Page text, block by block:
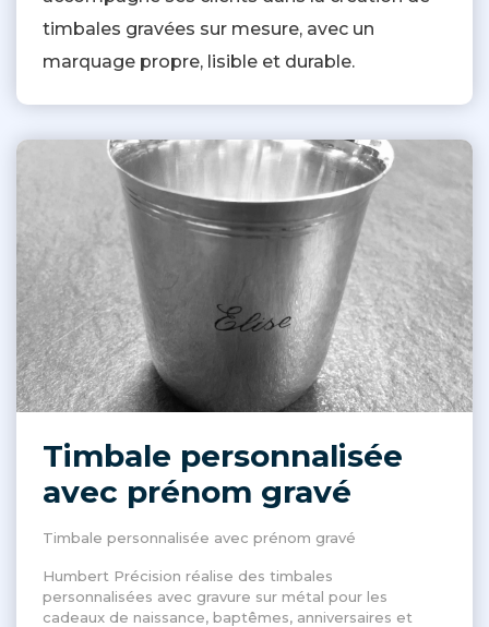
timbales gravées sur mesure, avec un
marquage propre, lisible et durable.
Timbale personnalisée
avec prénom gravé
Timbale personnalisée avec prénom gravé
Humbert Précision réalise des timbales
personnalisées avec gravure sur métal pour les
cadeaux de naissance, baptêmes, anniversaires et